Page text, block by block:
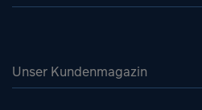
Unser Kundenmagazin